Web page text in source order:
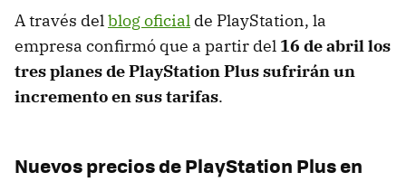
A través delblog oficial de PlayStation, la
empresa confirmó que a partir del 16 de abril los
tres planes de PlayStation Plus sufrirán un
incremento en sus tarifas.
Nuevos precios de PlayStation Plus en